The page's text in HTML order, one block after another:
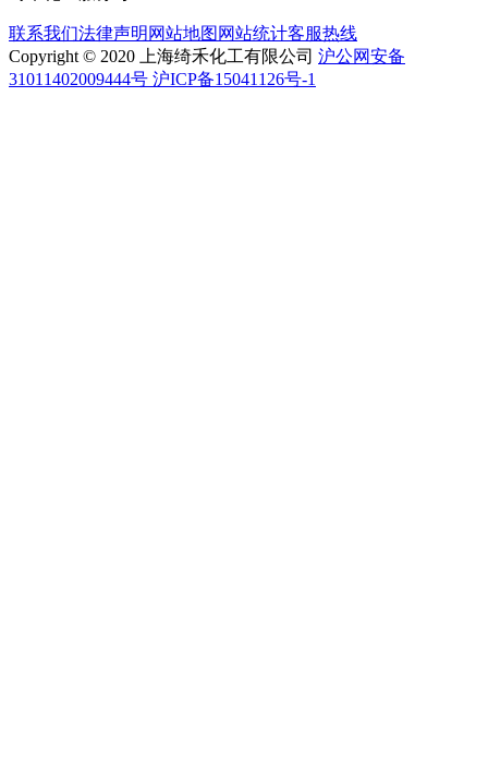
联系我们法律声明 网站地图 网站统计客服热线
Copyright © 2020 上海绮禾化工有限公司 沪公网安备
31011402009444号 沪ICP备15041126号-1